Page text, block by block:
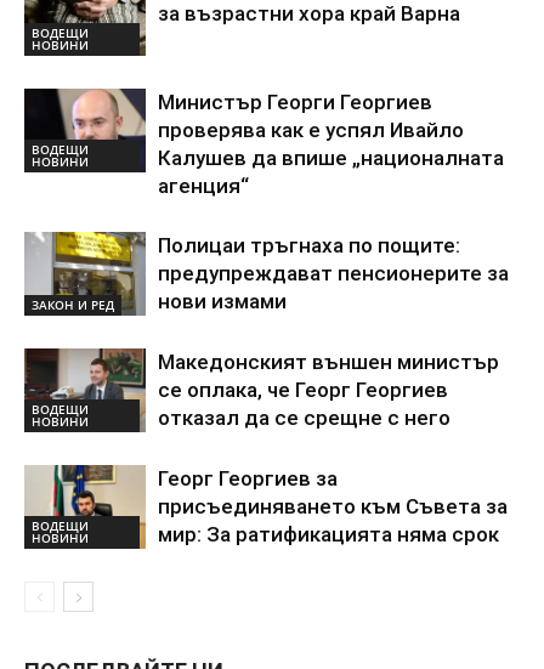
ВОДЕЩИ
НОВИНИ
за възрастни хора край Варна
ВОДЕЩИ
НОВИНИ
Министър Георги Георгиев
проверява как е успял Ивайло
Калушев да впише „националната
агенция“
ЗАКОН И РЕД
Полицаи тръгнаха по пощите:
предупреждават пенсионерите за
нови измами
ВОДЕЩИ
НОВИНИ
Македонският външен министър
се оплака, че Георг Георгиев
отказал да се срещне с него
ВОДЕЩИ
НОВИНИ
Георг Георгиев за
присъединяването към Съвета за
мир: За ратификацията няма срок